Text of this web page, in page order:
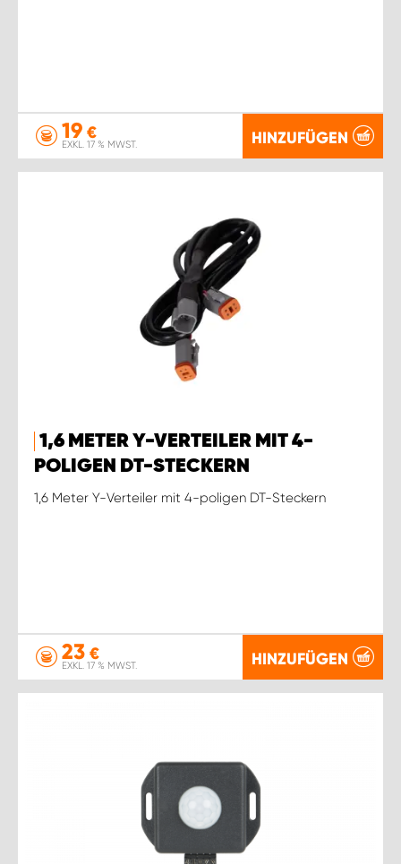
19 €
EXKL. 17 % MWST. HINZUFÜGEN
1,6 METER Y-VERTEILER MIT 4-
POLIGEN DT-STECKERN
1,6 Meter Y-Verteiler mit 4-poligen DT-Steckern
23 €
EXKL. 17 % MWST. HINZUFÜGEN